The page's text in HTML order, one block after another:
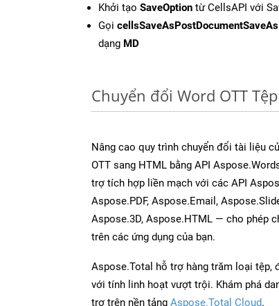
Khởi tạo SaveOption từ CellsAPI với
Gọi cellsSaveAsPostDocumentSaveAs
dạng MD
Chuyển đổi Word OTT
Nâng cao quy trình chuyển đổi tài liệu
OTT sang HTML bằng API
trợ tích hợp liền mạch với các API
Aspose.PDF, Aspose.Email,
Aspose.3D, Aspose.HTML — cho phép
trên các ứng dụng của bạn.
Aspose.Total hỗ trợ hàng trăm loại tệp,
với tính linh hoạt vượt trội. Khám phá
trợ trên nền tảng Aspose.Total Cloud.